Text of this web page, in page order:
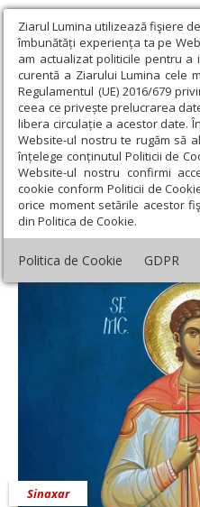
Ziarul Lumina utilizează fişiere
îmbunătăți experiența ta pe
am actualizat politicile pentru a
curentă a Ziarului Lumina cele
Regulamentul (UE) 2016/679
ceea ce privește prelucrarea
libera circulație a acestor date.
Website-ul nostru te rugăm să
înțelege conținutul Politicii de
Website-ul nostru confirmi
cookie conform Politicii de
orice moment setările acestor
din Politica de Cookie.
Politica de Cookie GDPR
Ziarul Lumina › Teologie și
din Tars şi Afrodisie (Dezlegare
Sf. Mc. Iulian din
(Dezlegare la peşte)
Sinaxar